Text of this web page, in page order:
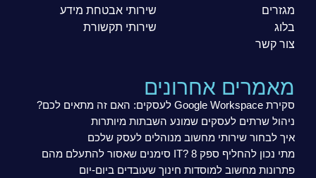
מגזרים
בלוג
צור קשר
שירותי אבטחת מידע
שירותי תקשורת
מאמרים אחרונים
סקירת Google Workspace לעסקים: האם זה מתאים לכם?
ניהול שרתים לעסקים שמונע השבתות מיותרות
איך לבחור שירותי מחשוב מנוהלים לעסק שלכם
מתי נכון להחליף ספק IT? 8 סימנים שאסור להתעלם מהם
פתרונות מחשוב למוסדות חינוך שעובדים ביום-יום